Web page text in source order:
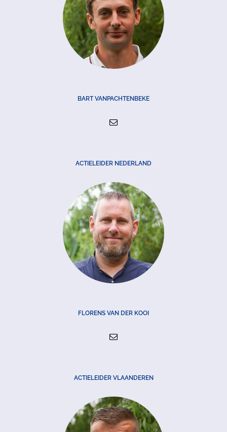
BART VANPACHTENBEKE
ACTIELEIDER NEDERLAND
FLORENS VAN DER KOOI
ACTIELEIDER VLAANDEREN